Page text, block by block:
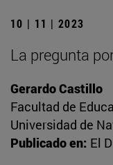
10 | 11 | 2023
La pregunta
Gerardo Castillo
Facultad de
Universidad de
Publicado en: El